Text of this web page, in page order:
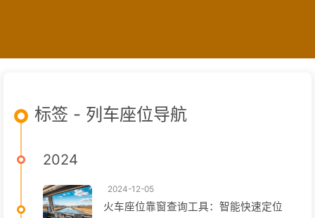
标签 - 列车座位导航
2024
2024-12-05
火车座位靠窗查询工具：智能快速定位